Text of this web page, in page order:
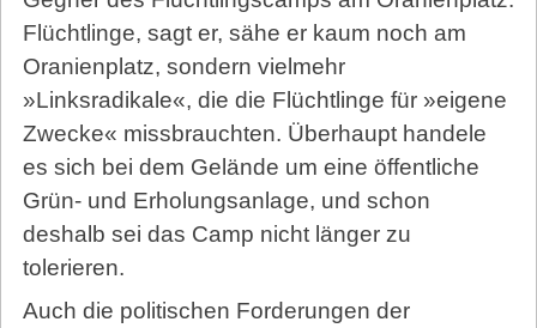
Flüchtlinge, sagt er, sähe er kaum noch am
Oranienplatz, sondern vielmehr
»Linksradikale«, die die Flüchtlinge für »eigene
Zwecke« missbrauchten. Überhaupt handele
es sich bei dem Gelände um eine öffentliche
Grün- und Erholungsanlage, und schon
deshalb sei das Camp nicht länger zu
tolerieren.
Auch die politischen Forderungen der